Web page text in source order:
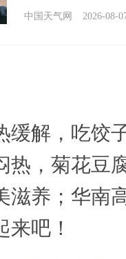
中国天气网 2026-08-
缓解，吃饺
热，菊花豆
滋养；华南
吧！